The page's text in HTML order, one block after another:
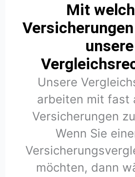
Mit
unsere
Unsere
arbeiten mit fast
Versicherungen
Wenn Sie
möchten, dann